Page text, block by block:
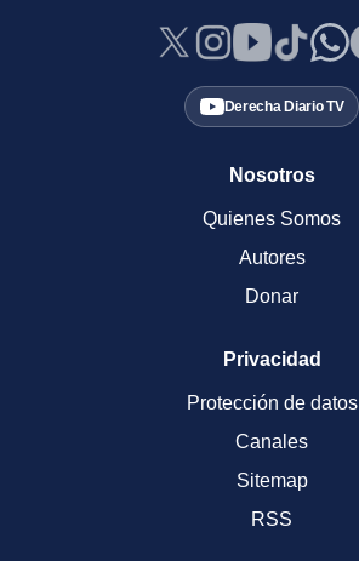
Derecha Diario TV
Nosotros
Quienes Somos
Autores
Donar
Privacidad
Protección de datos
Canales
Sitemap
RSS